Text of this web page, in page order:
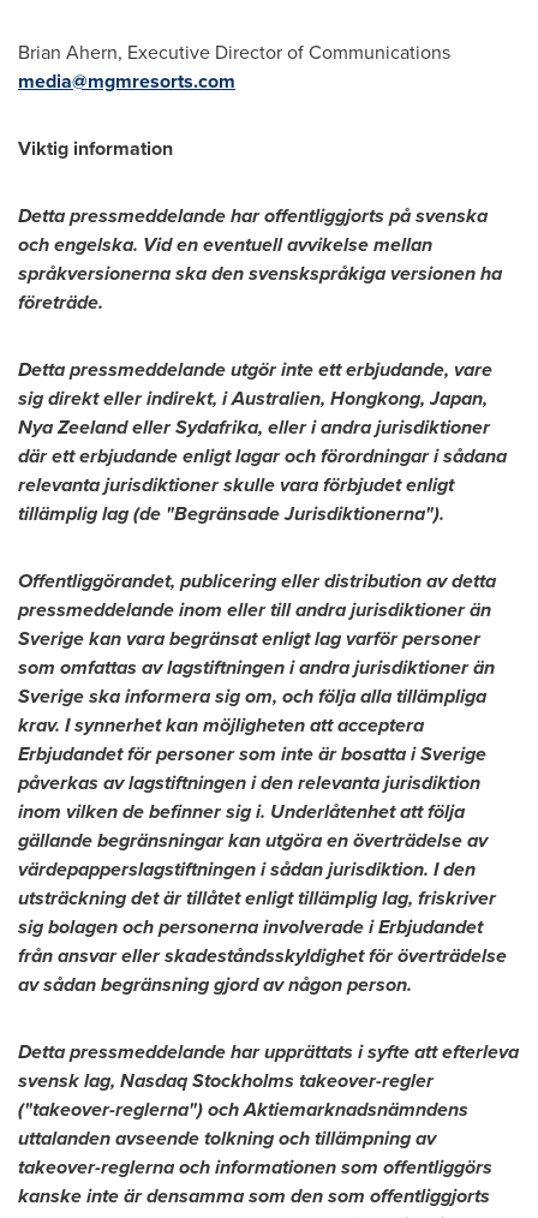
Brian Ahern, Executive Director of Communications
media@mgmresorts.com
Viktig information
Detta pressmeddelande har offentliggjorts på svenska
och engelska. Vid en eventuell avvikelse mellan
språkversionerna ska den svenskspråkiga versionen ha
företräde.
Detta pressmeddelande utgör inte ett erbjudande, vare
sig direkt eller indirekt, i Australien, Hongkong,Japan,
Nya Zeelandeller Sydafrika, eller i andra jurisdiktioner
där ett erbjudande enligt lagar och förordningar i sådana
relevanta jurisdiktioner skulle vara förbjudet enligt
tillämplig lag (de "Begränsade Jurisdiktionerna").
Offentliggörandet, publicering eller distribution av detta
pressmeddelande inom eller till andra jurisdiktioner än
Sverige kan vara begränsat enligt lag varför personer
som omfattas av lagstiftningen i andra jurisdiktioner än
Sverige ska informera sig om, och följa alla tillämpliga
krav. I synnerhet kan möjligheten att acceptera
Erbjudandet för personer som inte är bosatta i Sverige
påverkas av lagstiftningen i den relevanta jurisdiktion
inom vilken de befinner sig i. Underlåtenhet att följa
gällande begränsningar kan utgöra en överträdelse av
värdepapperslagstiftningen i sådan jurisdiktion. I den
utsträckning det är tillåtet enligt tillämplig lag, friskriver
sig bolagen och personerna involverade i Erbjudandet
från ansvar eller skadeståndsskyldighet för överträdelse
av sådan begränsning gjord av någon person.
Detta pressmeddelande har upprättats i syfte att efterleva
svensk lag, Nasdaq Stockholms takeover-regler
("takeover-reglerna") och Aktiemarknadsnämndens
uttalanden avseende tolkning och tillämpning av
takeover-reglerna och informationen som offentliggörs
kanske inte är densamma som den som offentliggjorts